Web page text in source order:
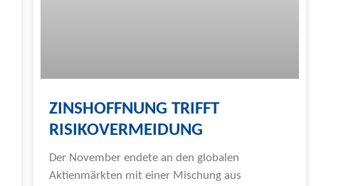
ZINSHOFFNUNG TRIFFT
RISIKOVERMEIDUNG
Der November endete an den globalen
Aktienmärkten mit einer Mischung aus